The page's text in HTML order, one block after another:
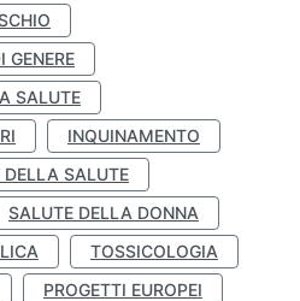
GENERE
SALUTE
INQUINAMENTO
DELLA SALUTE
SALUTE DELLA DONNA
TOSSICOLOGIA
PROGETTI EUROPEI